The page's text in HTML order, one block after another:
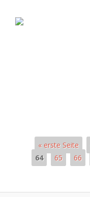
« erste Seite
64
65 66